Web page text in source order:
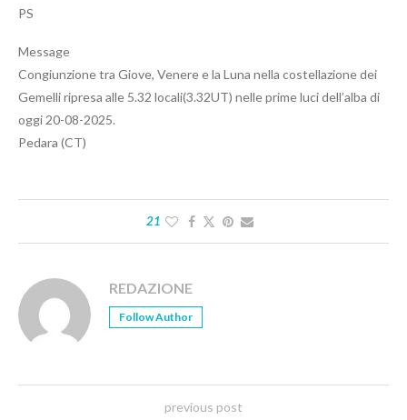
PS
Message
Congiunzione tra Giove, Venere e la Luna nella costellazione dei
Gemelli ripresa alle 5.32 locali(3.32UT) nelle prime luci dell’alba di
oggi 20-08-2025.
Pedara (CT)
21
REDAZIONE
Follow Author
previous post